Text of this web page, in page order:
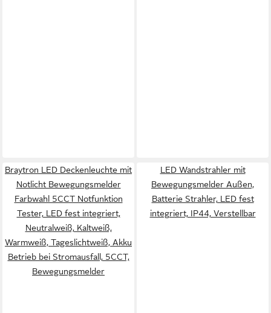
Braytron LED Deckenleuchte mit
Notlicht Bewegungsmelder
Farbwahl 5CCT Notfunktion
Tester, LED fest integriert,
Neutralweiß, Kaltweiß,
Warmweiß, Tageslichtweiß, Akku
Betrieb bei Stromausfall, 5CCT,
Bewegungsmelder
LED Wandstrahler mit
Bewegungsmelder Außen,
Batterie Strahler, LED fest
integriert, IP44, Verstellbar